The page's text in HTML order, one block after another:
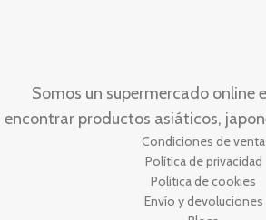
Somos un supermercado online
encontrar productos asiáticos,
Condiciones de venta
Política de privacidad
Política de cookies
Envío y devoluciones